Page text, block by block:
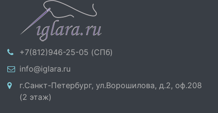
+7(812)946-25-05 (СПб)
info@iglara.ru
г.Санкт-Петербург, ул.Ворошилова, д.2, оф.208
(2 этаж)